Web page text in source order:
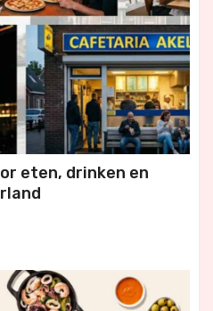
eten, drinken en